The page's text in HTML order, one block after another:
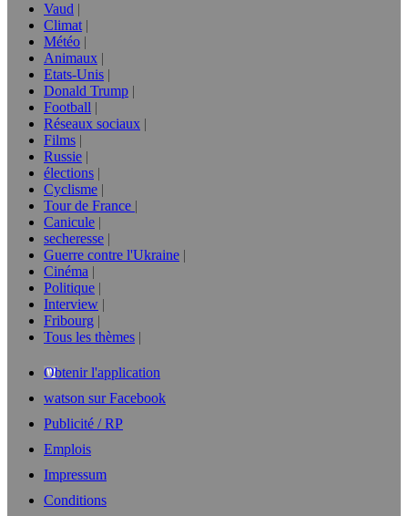
Vaud
Climat
Météo
Animaux
Etats-Unis
Donald Trump
Football
Réseaux sociaux
Films
Russie
élections
Cyclisme
Tour de France
Canicule
secheresse
Guerre contre l'Ukraine
Cinéma
Politique
Interview
Fribourg
Tous les thèmes
Obtenir l'application
watson sur Facebook
Publicité / RP
Emplois
Impressum
Conditions